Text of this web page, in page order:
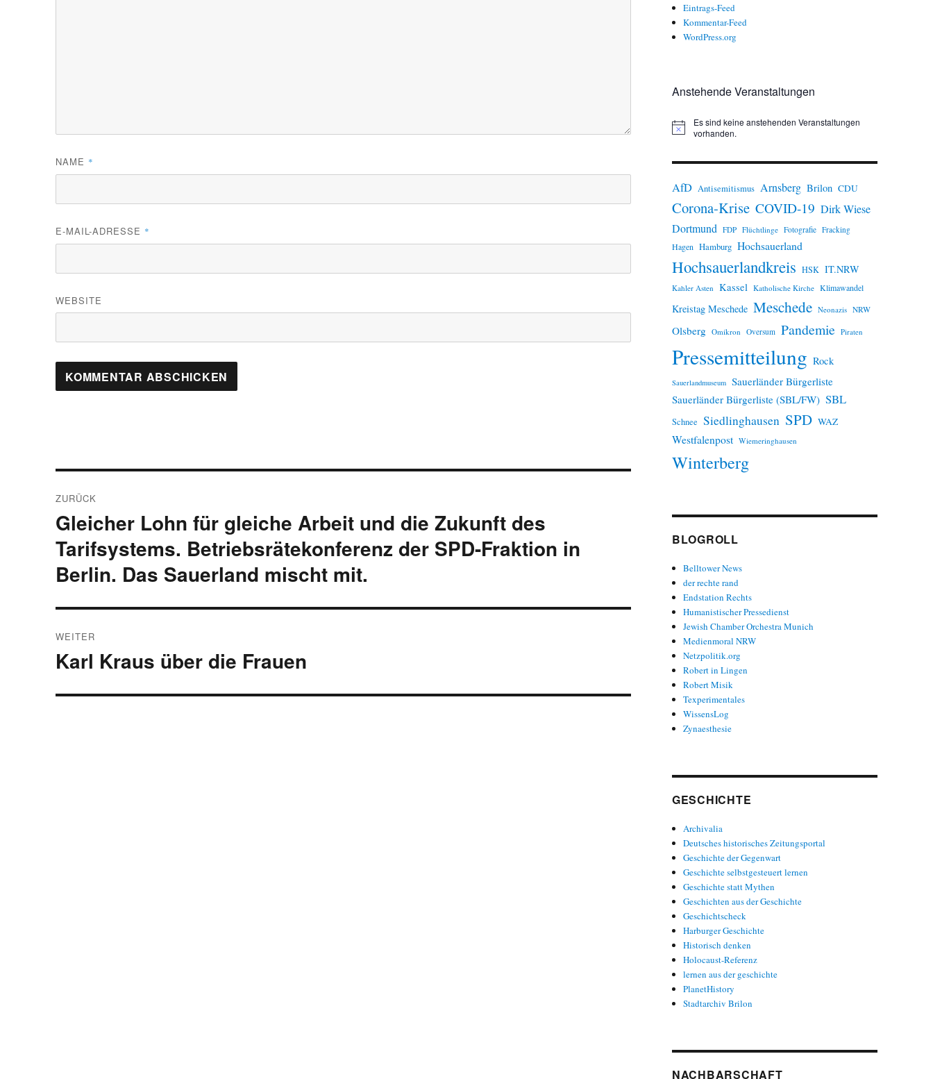
NAME *
E-MAIL-ADRESSE *
WEBSITE
ZURÜCK
Vorheriger
Beitrag:
Gleicher Lohn für gleiche Arbeit und die Zukunft des
Tarifsystems. Betriebsrätekonferenz der SPD-Fraktion in
Berlin. Das Sauerland mischt mit.
WEITER
Nächster
Karl Kraus über die Frauen
Eintrags-Feed
Kommentar-Feed
WordPress.org
Anstehende Veranstaltungen
H
w
Es sind keine anstehenden Veranstaltungen
vorhanden.
AfD Antisemitismus Arnsberg Brilon CDU
Corona-Krise COVID-19 Dirk Wiese
Dortmund FDP Flüchtlinge Fotografie Fracking
Hagen Hamburg Hochsauerland
Hochsauerlandkreis HSK IT.NRW
Kahler Asten Kassel Katholische Kirche Klimawandel
Kreistag Meschede Meschede Neonazis NRW
Olsberg Omikron Oversum Pandemie Piraten
Pressemitteilung Rock
Sauerlandmuseum Sauerländer Bürgerliste
Sauerländer Bürgerliste (SBL/FW) SBL
Schnee Siedlinghausen SPD WAZ
Westfalenpost Wiemeringhausen
Winterberg
BLOGROLL
Belltower News
der rechte rand
Endstation Rechts
Humanistischer Pressedienst
Jewish Chamber Orchestra Munich
Medienmoral NRW
Netzpolitik.org
Robert in Lingen
Robert Misik
Texperimentales
WissensLog
Zynaesthesie
GESCHICHTE
Archivalia
Deutsches historisches Zeitungsportal
Geschichte der Gegenwart
Geschichte selbstgesteuert lernen
Geschichte statt Mythen
Geschichten aus der Geschichte
Geschichtscheck
Harburger Geschichte
Historisch denken
Holocaust-Referenz
lernen aus der geschichte
PlanetHistory
Stadtarchiv Brilon
NACHBARSCHAFT